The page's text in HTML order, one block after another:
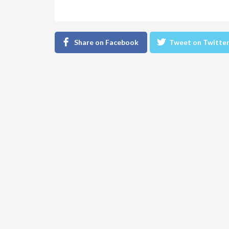
Share on Facebook Tweet on Twitter